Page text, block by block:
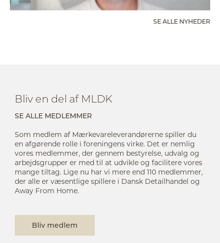
SE ALLE NYHEDER
Bliv en del af MLDK
SE ALLE MEDLEMMER
Som medlem af Mærkevareleverandørerne spiller du
en afgørende rolle i foreningens virke. Det er nemlig
vores medlemmer, der gennem bestyrelse, udvalg og
arbejdsgrupper er med til at udvikle og facilitere vores
mange tiltag. Lige nu har vi mere end 110 medlemmer,
der alle er væsentlige spillere i Dansk Detailhandel og
Away From Home.
Bliv medlem